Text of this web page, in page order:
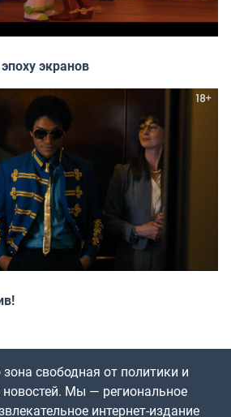
экранов
свободная от политики и
Мы — региональное
интернет-издание